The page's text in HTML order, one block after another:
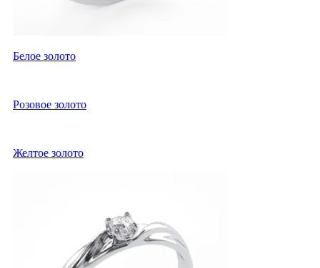
Белое золото
Розовое золото
Желтое золото